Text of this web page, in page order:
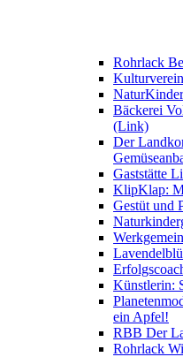
Rohrlack
Bäckerei
(Link)
Der
Gaststätte
KlipKlap:
Gestüt und
Künstlerin:
ein Apfel!
RBB Der
Rohrlack